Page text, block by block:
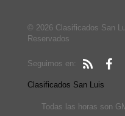
© 2026 Clasificados San
Reservados
Seguimos en:
Clasificados San Luis
Todas las horas son